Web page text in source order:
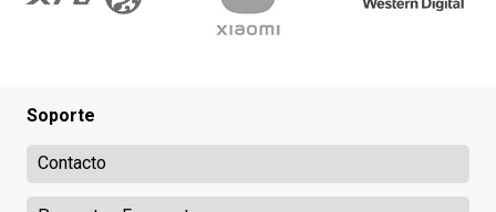
Soporte
Contacto